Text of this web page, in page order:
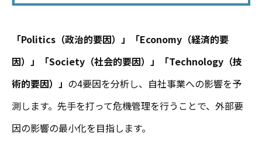
「Politics（政治的要因）」「Economy（経済的要
因）」「Society（社会的要因）」「Technology（技
術的要因）」 の4要因を分析し、自社事業への影響を予
測します。先手を打って危機管理を行うことで、外部要
因の影響の最小化を目指します。